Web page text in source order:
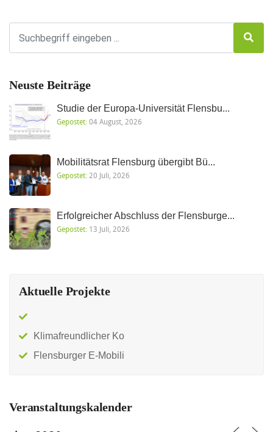
Neuste Beiträge
Studie der Europa-Universität Flensbu...
Gepostet:04 August, 2026
Mobilitätsrat Flensburg übergibt Bü...
Gepostet:20 Juli, 2026
Erfolgreicher Abschluss der Flensburge...
Gepostet: 13 Juli, 2026
Aktuelle Projekte
Klimafreundlicher Ko
Flensburger E-Mobili
Veranstaltungskalender